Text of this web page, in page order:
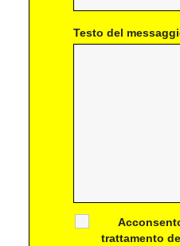
Testo del
trattamento